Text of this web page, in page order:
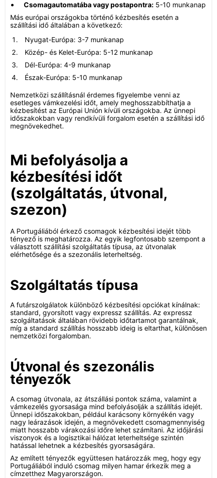
Csomagautomatába vagy postapontra: 5-10 munkanap
Más európai országokba történő kézbesítés esetén a
szállítási idő általában a következő:
Nyugat-Európa: 3-7 munkanap
Közép- és Kelet-Európa: 5-12 munkanap
Dél-Európa: 4-9 munkanap
Észak-Európa: 5-10 munkanap
Nemzetközi szállításnál érdemes figyelembe venni az
esetleges vámkezelési időt, amely meghosszabbíthatja a
kézbesítést az Európai Unión kívüli országokba. Az ünnepi
időszakokban vagy rendkívüli forgalom esetén a szállítási idő
megnövekedhet.
Mi befolyásolja a
kézbesítési időt
(szolgáltatás, útvonal,
szezon)
A Portugáliából érkező csomagok kézbesítési idejét több
tényező is meghatározza. Az egyik legfontosabb szempont a
választott szállítási szolgáltatás típusa, az útvonalak
elérhetősége és a szezonális leterheltség.
Szolgáltatás típusa
A futárszolgálatok különböző kézbesítési opciókat kínálnak:
standard, gyorsított vagy expressz szállítás. Az expressz
szolgáltatások általában rövidebb időtartamot garantálnak,
míg a standard szállítás hosszabb ideig is eltarthat, különösen
nemzetközi forgalomban.
Útvonal és szezonális
tényezők
A csomag útvonala, az átszállási pontok száma, valamint a
vámkezelés gyorsasága mind befolyásolják a szállítás idejét.
Ünnepi időszakokban, például karácsony környékén vagy
nagy leárazások idején, a megnövekedett csomagmennyiség
miatt hosszabb várakozási időre lehet számítani. Az időjárási
viszonyok és a logisztikai hálózat leterheltsége szintén
hatással lehetnek a kézbesítés gyorsaságára.
Az említett tényezők együttesen határozzák meg, hogy egy
Portugáliából induló csomag milyen hamar érkezik meg a
címzetthez Magyarországon.